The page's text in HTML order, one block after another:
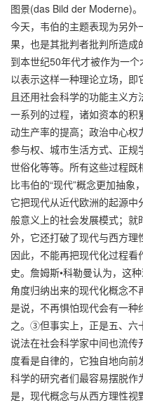
图景(das Bild der Moderne)。
今天，韦伯的主题表现为另
果，也是其批判者批判所造成
到本世纪50年代才被作为一
以表示这样一种理论立场，
且还用社会科学的功能主义
一系列的过程，诸如资本的
动生产率的提高；政治中心
参与权、城市生活方式、正
世俗化等等。所有这些过程
比韦伯的“现代”概念更加抽象
它把现代从近代欧洲的起源
般意义上的社会发展模式；
外，它还打破了现代与西方理
因此，不能再把现代化过程
史。詹姆斯•科勒曼认为，这
角度归纳出来的现代化概念
是说，不再惧怕现代会有一种
之。③但事实上，正是五、六
说法在社会科学家中间也流
度看是自律的，它独自地向
科学的研究者们最容易摆脱
是，现代概念与从西方理性视